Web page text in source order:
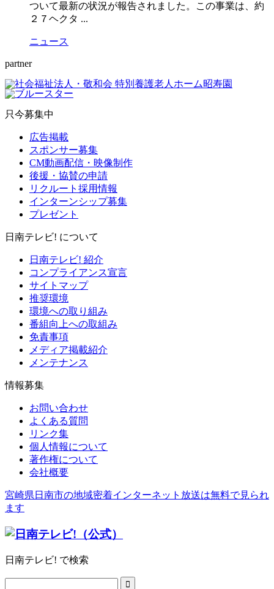
ついて最新の状況が報告されました。この事業は、約
２７ヘクタ ...
ニュース
partner
只今募集中
広告掲載
スポンサー募集
CM動画配信・映像制作
後援・協賛の申請
リクルート採用情報
インターンシップ募集
プレゼント
日南テレビ! について
日南テレビ! 紹介
コンプライアンス宣言
サイトマップ
推奨環境
環境への取り組み
番組向上への取組み
免責事項
メディア掲載紹介
メンテナンス
情報募集
お問い合わせ
よくある質問
リンク集
個人情報について
著作権について
会社概要
宮崎県日南市の地域密着インターネット放送は無料で見られ
ます
日南テレビ! で検索